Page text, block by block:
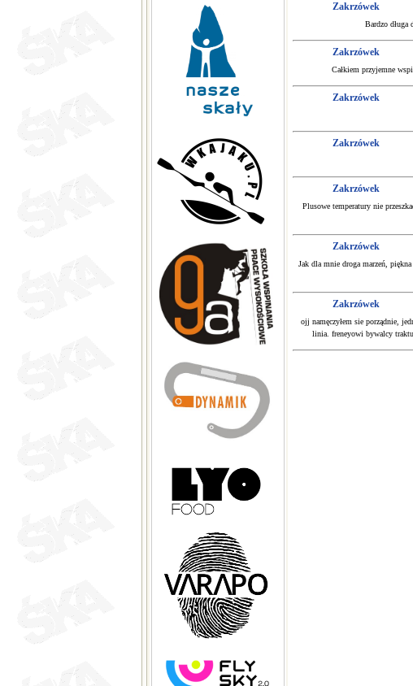
Zakrzówek
Bardzo długa
Zakrzówek
Całkiem przyjemne
Zakrzówek
Zakrzówek
Zakrzówek
Plusowe temperatury nie
Zakrzówek
Jak dla mnie droga marzeń,
Zakrzówek
ojj namęczyłem sie porządnie,
linia. freneyowi bywalcy